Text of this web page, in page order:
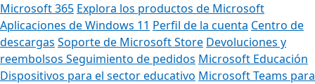
Microsoft 365 Explora los productos de Microsoft
Aplicaciones de Windows 11 Perfil de la cuenta Centro de
descargas Soporte de Microsoft Store Devoluciones y
reembolsos Seguimiento de pedidos Microsoft Educación
Dispositivos para el sector educativo Microsoft Teams para